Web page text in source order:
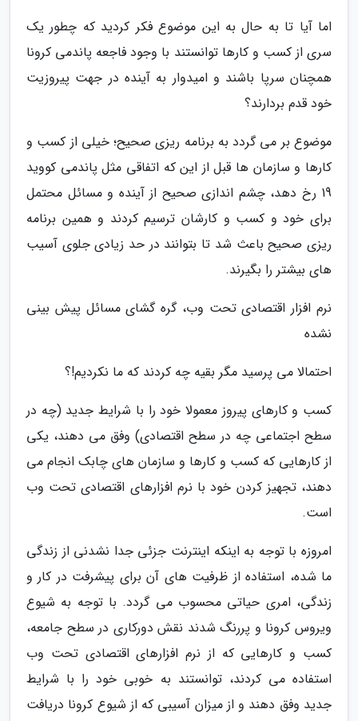
اما آیا تا به حال به این موضوع فکر کردید که چطور یک
سری از کسب و کارها توانستند با وجود فاجعه پاندمی کرونا
همچنان سرپا باشند و امیدوار به آینده در جهت پیروزیت
خود قدم بردارند؟
موضوع بر می گردد به برنامه ریزی صحیح؛ خیلی از کسب و
کارها و سازمان ها قبل از این که اتفاقی مثل پاندمی کووید
19 رخ دهد، چشم اندازی صحیح از آینده و مسائل محتمل
برای خود و کسب و کارشان ترسیم کردند و همین برنامه
ریزی صحیح باعث شد تا بتوانند در حد زیادی جلوی آسیب
های بیشتر را بگیرند.
نرم افزار اقتصادی تحت وب، گره گشای مسائل پیش بینی
نشده
احتمالا می پرسید مگر بقیه چه کردند که ما نکردیم!؟
کسب و کارهای پیروز معمولا خود را با شرایط جدید (چه در
سطح اجتماعی چه در سطح اقتصادی) وفق می دهند، یکی
از کارهایی که کسب و کارها و سازمان های چابک انجام می
دهند، تجهیز کردن خود با نرم افزارهای اقتصادی تحت وب
است.
امروزه با توجه به اینکه اینترنت جزئی جدا نشدنی از زندگی
ما شده، استفاده از ظرفیت های آن برای پیشرفت در کار و
زندگی، امری حیاتی محسوب می گردد. با توجه به شیوع
ویروس کرونا و پررنگ شدند نقش دورکاری در سطح جامعه،
کسب و کارهایی که از نرم افزارهای اقتصادی تحت وب
استفاده می کردند، توانستند به خوبی خود را با شرایط
جدید وفق دهند و از میزان آسیبی که از شیوع کرونا دریافت